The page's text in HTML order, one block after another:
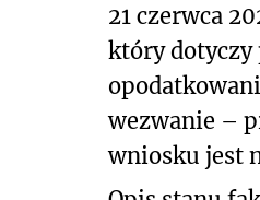
21 czerwca
który dotyczy
wezwanie –
wniosku jest